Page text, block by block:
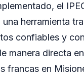
el
una herramienta
confiables y
manera directa
francas en